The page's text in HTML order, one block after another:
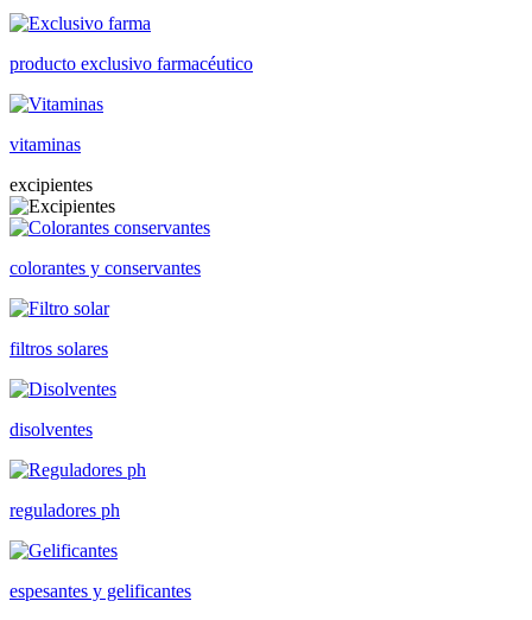
producto exclusivo farmacéutico
vitaminas
excipientes
colorantes y conservantes
filtros solares
disolventes
reguladores ph
espesantes y gelificantes